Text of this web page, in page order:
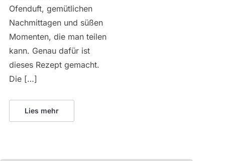
Ofenduft, gemütlichen
Nachmittagen und süßen
Momenten, die man teilen
kann. Genau dafür ist
dieses Rezept gemacht.
Die […]
Lies mehr